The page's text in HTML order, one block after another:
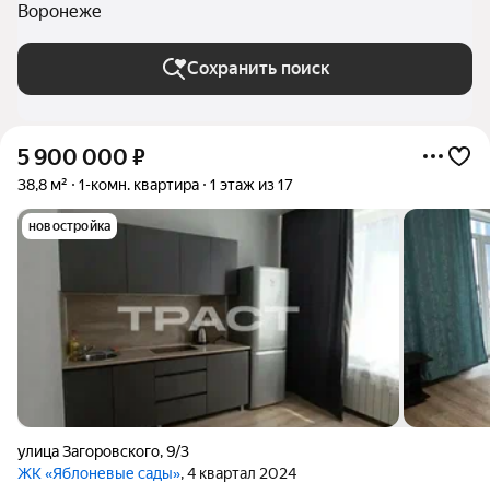
Воронеже
Сохранить поиск
5 900 000 ₽
38,8 м² 1-комн. квартира 1 этаж из 17
новостройка
улица Загоровского,9/3
ЖК «Яблоневые сады», 4 квартал 2024